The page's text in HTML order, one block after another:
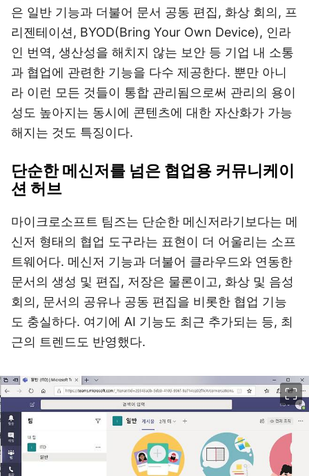
은 일반 기능과 더불어 문서 공동 편집, 화상 회의, 프
리젠테이션, BYOD(Bring Your Own Device), 인라
인 번역, 생산성을 해치지 않는 보안 등 기업 내 소통
과 협업에 관련한 기능을 다수 제공한다. 뿐만 아니
라 이런 모든 것들이 통합 관리됨으로써 관리의 용이
성도 높아지는 동시에 콘텐츠에 대한 자산화가 가능
해지는 것도 특징이다.
단순한 메신저를 넘은 협업용 커뮤니케이
션 허브
마이크로소프트 팀즈는 단순한 메신저라기보다는 메
신저 형태의 협업 도구라는 표현이 더 어울리는 소프
트웨어다. 메신저 기능과 더불어 클라우드와 연동한
문서의 생성 및 편집, 저장은 물론이고, 화상 및 음성
회의, 문서의 공유나 공동 편집을 비롯한 협업 기능
도 충실하다. 여기에 AI 기능도 최근 추가되는 등, 최
근의 트렌드도 반영했다.